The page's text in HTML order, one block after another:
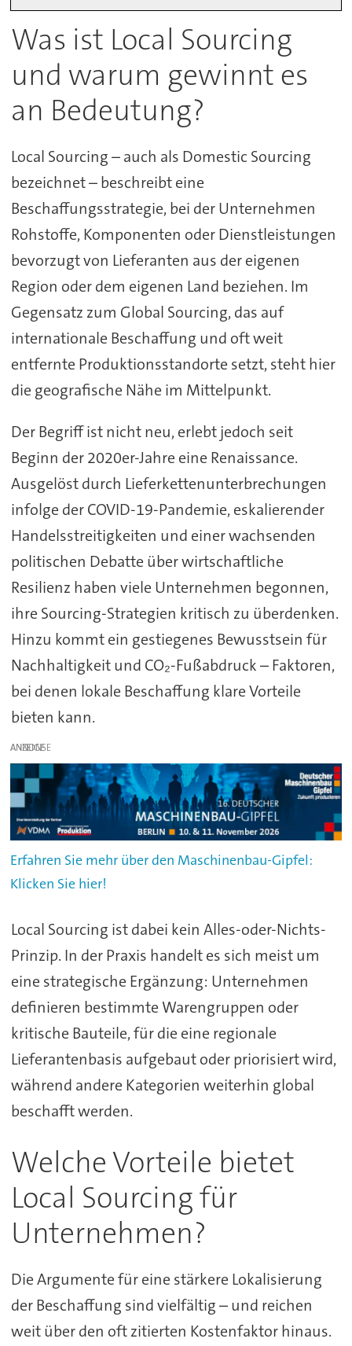
Was ist Local Sourcing
und warum gewinnt es
an Bedeutung?
Local Sourcing – auch als Domestic Sourcing
bezeichnet – beschreibt eine
Beschaffungsstrategie, bei der Unternehmen
Rohstoffe, Komponenten oder Dienstleistungen
bevorzugt von Lieferanten aus der eigenen
Region oder dem eigenen Land beziehen. Im
Gegensatz zum Global Sourcing, das auf
internationale Beschaffung und oft weit
entfernte Produktionsstandorte setzt, steht hier
die geografische Nähe im Mittelpunkt.
Der Begriff ist nicht neu, erlebt jedoch seit
Beginn der 2020er-Jahre eine Renaissance.
Ausgelöst durch Lieferkettenunterbrechungen
infolge der COVID-19-Pandemie, eskalierender
Handelsstreitigkeiten und einer wachsenden
politischen Debatte über wirtschaftliche
Resilienz haben viele Unternehmen begonnen,
ihre Sourcing-Strategien kritisch zu überdenken.
Hinzu kommt ein gestiegenes Bewusstsein für
Nachhaltigkeit und CO₂-Fußabdruck – Faktoren,
bei denen lokale Beschaffung klare Vorteile
bieten kann.
ANZEIGE
Erfahren Sie mehr über den Maschinenbau-Gipfel:
Klicken Sie hier!
Local Sourcing ist dabei kein Alles-oder-Nichts-
Prinzip. In der Praxis handelt es sich meist um
eine strategische Ergänzung: Unternehmen
definieren bestimmte Warengruppen oder
kritische Bauteile, für die eine regionale
Lieferantenbasis aufgebaut oder priorisiert wird,
während andere Kategorien weiterhin global
beschafft werden.
Welche Vorteile bietet
Local Sourcing für
Unternehmen?
Die Argumente für eine stärkere Lokalisierung
der Beschaffung sind vielfältig – und reichen
weit über den oft zitierten Kostenfaktor hinaus.